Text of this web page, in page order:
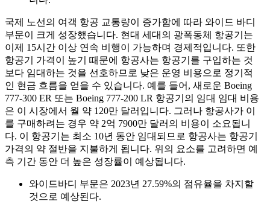
국제 노선의 여객 항공 교통량이 증가함에 따라 와이드 바디
부문이 크게 성장했습니다. 현대 세대의 광폭동체 항공기는
이제 15시간 이상 연속 비행이 가능하며 경제적입니다. 또한
항공기 가격이 높기 때문에 항공사는 항공기를 구입하는 것
보다 임대하는 것을 선호하므로 낮은 운영 비용으로 정기적
인 현금 흐름을 얻을 수 있습니다. 예를 들어, 새로운 Boeing
777-300 ER 또는 Boeing 777-200 LR 항공기의 임대 임대 비용
은 이 시장에서 월 약 120만 달러입니다. 그러나 항공사가 이
를 구매하려는 경우 약 2억 7900만 달러의 비용이 소요됩니
다. 이 항공기는 최소 10년 동안 임대되므로 항공사는 항공기
가격의 약 절반을 지불하게 됩니다. 위의 요소를 고려하면 예
측 기간 동안 더 높은 성장률이 예상됩니다.
와이드바디 부문은 2023년 27.59%의 점유율을 차지할
것으로 예상된다.